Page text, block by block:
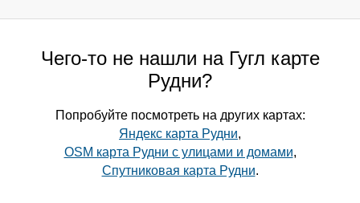
Чего-то не нашли на Гугл карте
Рудни?
Попробуйте посмотреть на других картах:
Яндекс карта Рудни,
OSM карта Рудни с улицами и домами,
Спутниковая карта Рудни.